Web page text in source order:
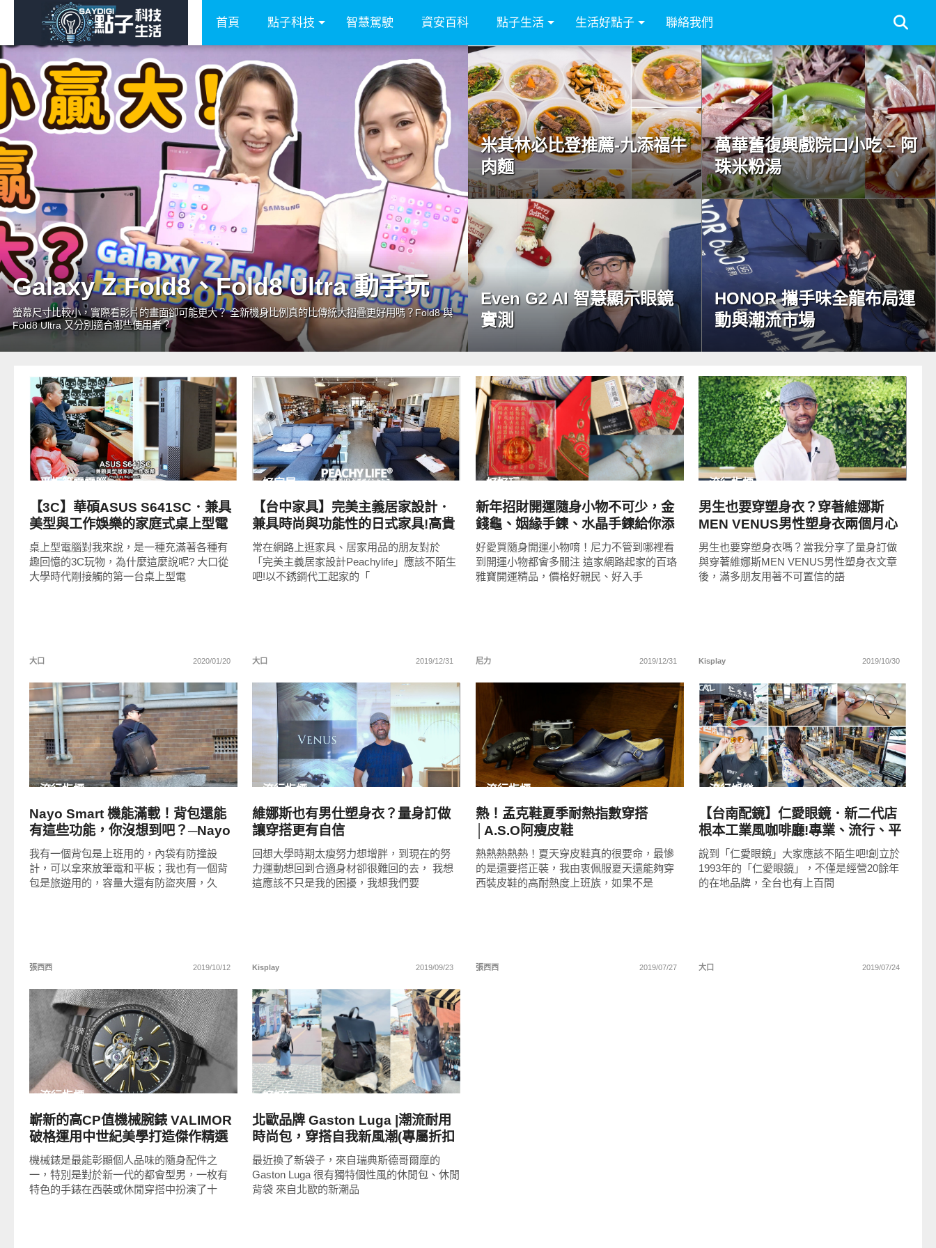
首頁 點子科技 智慧駕駛 資安百科 點子生活 生活好點子 聯絡我們
Galaxy Z Fold8、Fold8 Ultra 動手玩
螢幕尺寸比較小，實際看影片的畫面卻可能更大？ 全新機身比例真的比傳統大摺疊更好用嗎？Fold8 與
Fold8 Ultra 又分別適合哪些使用者？
米其林必比登推薦-九添福牛
肉麵
萬華舊復興戲院口小吃 – 阿
珠米粉湯
Even G2 AI 智慧顯示眼鏡
實測
HONOR 攜手味全龍布局運
動與潮流市場
READ
MORE
平板筆電電腦
【3C】華碩ASUS S641SC．兼具
美型與工作娛樂的家庭式桌上型電
腦 !
桌上型電腦對我來說，是一種充滿著各種有
趣回憶的3C玩物，為什麼這麼說呢? 大口從
大學時代剛接觸的第一台桌上型電
大口 2020/01/20
READ
MORE
好家居
【台中家具】完美主義居家設計．
兼具時尚與功能性的日式家具!高貴
不貴的優質首選!
常在網路上逛家具、居家用品的朋友對於
「完美主義居家設計Peachylife」應該不陌生
吧!以不銹鋼代工起家的「
大口 2019/12/31
READ
MORE
好好玩
新年招財開運隨身小物不可少，金
錢龜、姻緣手鍊、水晶手鍊給你添
好運｜百珞雅寶開運精品
好愛買隨身開運小物唷！尼力不管到哪裡看
到開運小物都會多關注 這家網路起家的百珞
雅寶開運精品，價格好親民、好入手
尼力 2019/12/31
READ
MORE
流行指標
男生也要穿塑身衣？穿著維娜斯
MEN VENUS男性塑身衣兩個月心
得 真的有用嗎？
男生也要穿塑身衣嗎？當我分享了量身訂做
與穿著維娜斯MEN VENUS男性塑身衣文章
後，滿多朋友用著不可置信的語
Kisplay 2019/10/30
READ
MORE
流行指標
Nayo Smart 機能滿載！背包還能
有這些功能，你沒想到吧？─Nayo
Defensor 防盜背包
我有一個背包是上班用的，內袋有防撞設
計，可以拿來放筆電和平板；我也有一個背
包是旅遊用的，容量大還有防盜夾層，久
張西西 2019/10/12
READ
MORE
流行指標
維娜斯也有男仕塑身衣？量身訂做
讓穿搭更有自信
回想大學時期太瘦努力想增胖，到現在的努
力運動想回到合適身材卻很難回的去， 我想
這應該不只是我的困擾，我想我們要
Kisplay 2019/09/23
READ
MORE
流行指標
熱！孟克鞋夏季耐熱指數穿搭
│A.S.O阿瘦皮鞋
熱熱熱熱熱！夏天穿皮鞋真的很要命，最慘
的是還要搭正裝，我由衷佩服夏天還能夠穿
西裝皮鞋的高耐熱度上班族，如果不是
張西西 2019/07/27
READ
MORE
流行娛樂
【台南配鏡】仁愛眼鏡．新二代店
根本工業風咖啡廳!專業、流行、平
價，20分鐘取件的快時尚!
說到「仁愛眼鏡」大家應該不陌生吧!創立於
1993年的「仁愛眼鏡」，不僅是經營20餘年
的在地品牌，全台也有上百間
大口 2019/07/24
READ
MORE
流行指標
嶄新的高CP值機械腕錶 VALIMOR
破格運用中世紀美學打造傑作精選
機械錶是最能彰顯個人品味的隨身配件之
一，特別是對於新一代的都會型男，一枚有
特色的手錶在西裝或休閒穿搭中扮演了十
READ
MORE
好好玩
北歐品牌 Gaston Luga |潮流耐用
時尚包，穿搭自我新風潮(專屬折扣
碼: nelly068)
最近換了新袋子，來自瑞典斯德哥爾摩的
Gaston Luga 很有獨特個性風的休閒包、休閒
背袋 來自北歐的新潮品